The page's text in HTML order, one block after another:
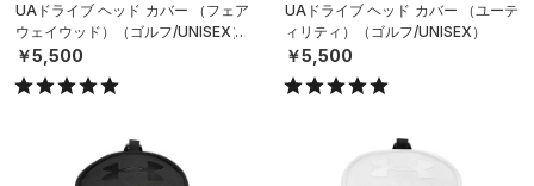
UAドライブ ヘッド カバー （フェア
ウェイウッド）（ゴルフ/UNISEX）
￥5,500
UAドライブ ヘッド カバー （ユーテ
ィリティ）（ゴルフ/UNISEX）
￥5,500